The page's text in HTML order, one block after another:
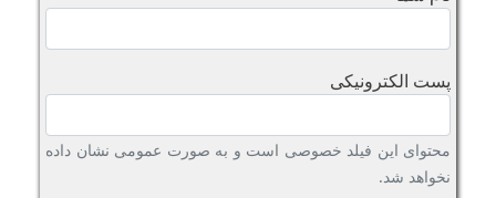
پست الکترونیکی
محتوای این فیلد خصوصی است و به صورت عمومی نشان داده
نخواهد شد.